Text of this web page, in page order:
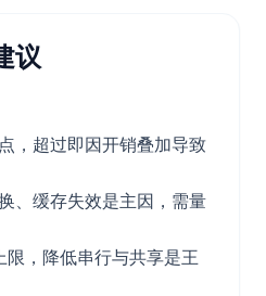
议
，超过即因开销叠加导致
、缓存失效是主因，需量
，降低串行与共享是王